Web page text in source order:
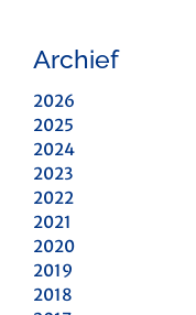
Archief
2026
2025
2024
2023
2022
2021
2020
2019
2018